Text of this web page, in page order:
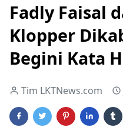
Fadly Faisal
Klopper
Begini Kata
Tim LKTNews.com